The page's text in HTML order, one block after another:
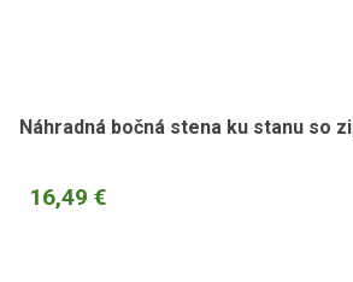
Náhradná bočná stena ku stanu so
16,49 €